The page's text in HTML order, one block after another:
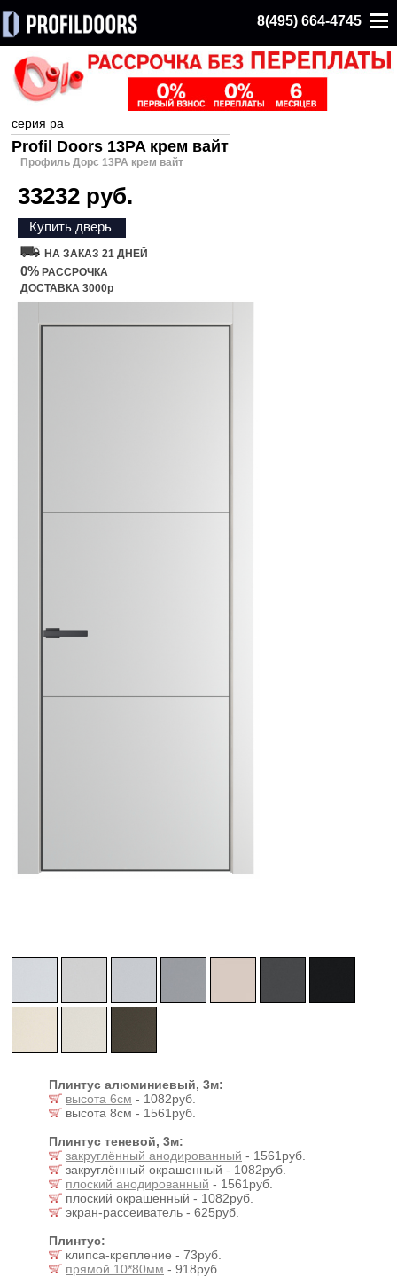
8(495) 664-4745
серия pa
Profil Doors 13PA крем вайт
Профиль Дорс 13PA крем вайт
33232 руб.
Купить дверь
НА ЗАКАЗ 21 ДНЕЙ
0% РАССРОЧКА
ДОСТАВКА 3000р
Плинтус алюминиевый, 3м:
высота 6см - 1082руб.
высота 8см - 1561руб.
Плинтус теневой, 3м:
закруглённый анодированный - 1561руб.
закруглённый окрашенный - 1082руб.
плоский анодированный - 1561руб.
плоский окрашенный - 1082руб.
экран-рассеиватель - 625руб.
Плинтус:
клипса-крепление - 73руб.
прямой 10*80мм - 918руб.